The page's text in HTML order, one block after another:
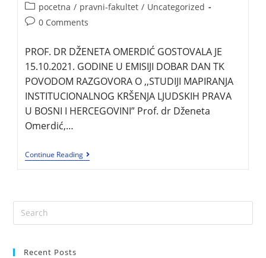
pocetna / pravni-fakultet / Uncategorized
0 Comments
PROF. DR DŽENETA OMERDIĆ GOSTOVALA JE
15.10.2021. GODINE U EMISIJI DOBAR DAN TK
POVODOM RAZGOVORA O ,,STUDIJI MAPIRANJA
INSTITUCIONALNOG KRŠENJA LJUDSKIH PRAVA
U BOSNI I HERCEGOVINI” Prof. dr Dženeta
Omerdić,…
Continue Reading
Recent Posts